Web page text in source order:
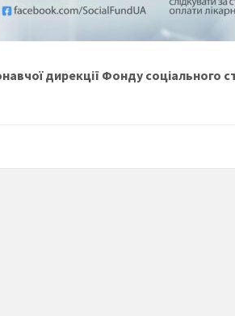
дирекції Фонду соціального